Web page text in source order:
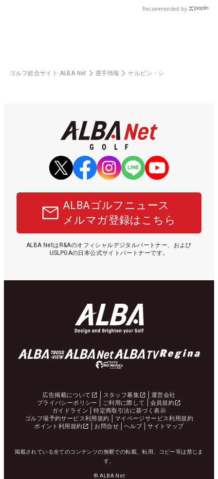
Recommended by
ゴルフ総合サイト ALBA Net 選手情報 ケルビン・シ
ALBAゴルフニュース
メルマガ登録はこちら
ALBA NetはR&Aのオフィシャルデジタルパートナー、および
USLPGAの日本公式サイトパートナーです。
広告掲載について スタッフ募集
運営会社
プライバシーポリシー
ご利用に際して
会員規約
ガイドライン
特定商取引法に基づく表示
ゴルフ場予約サービス利用規約
マイページサービス利用規約
ポイント利用規約
お問合せ ヘルプ サイトマップ
掲載されている全てのコンテンツの無断での転載、転用、コピー等は禁じま
す。
© ALBA Net